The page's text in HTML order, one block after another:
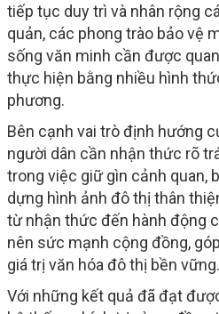
tiếp tục duy trì và nhân rộng
quản, các phong trào bảo vệ
sống văn minh cần được
thực hiện bằng nhiều hình
phương.
Bên cạnh vai trò định hướng
người dân cần nhận thức rõ
trong việc giữ gìn cảnh quan,
dựng hình ảnh đô thị thân
từ nhận thức đến hành động
nên sức mạnh cộng đồng,
giá trị văn hóa đô thị bền vững.
Với những kết quả đã đạt